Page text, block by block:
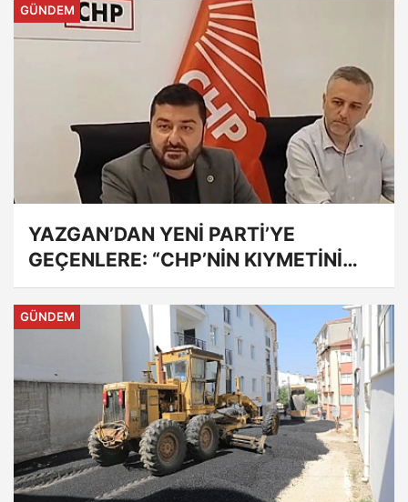
GÜNDEM
YAZGAN’DAN YENİ PARTİ’YE
GEÇENLERE: “CHP’NİN KIYMETİNİ
ANLADIĞINIZDA GEÇ OLABİLİR”
GÜNDEM